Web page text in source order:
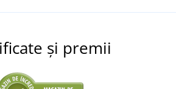
și premii